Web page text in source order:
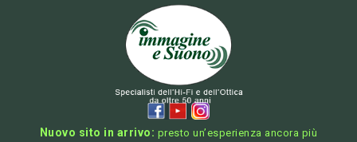
Nuovo sito in arrivo: presto un’esperienza ancora più